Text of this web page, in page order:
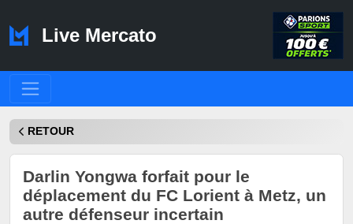
Live Mercato
RETOUR
Darlin Yongwa forfait pour le
déplacement du FC Lorient à Metz, un
autre défenseur incertain